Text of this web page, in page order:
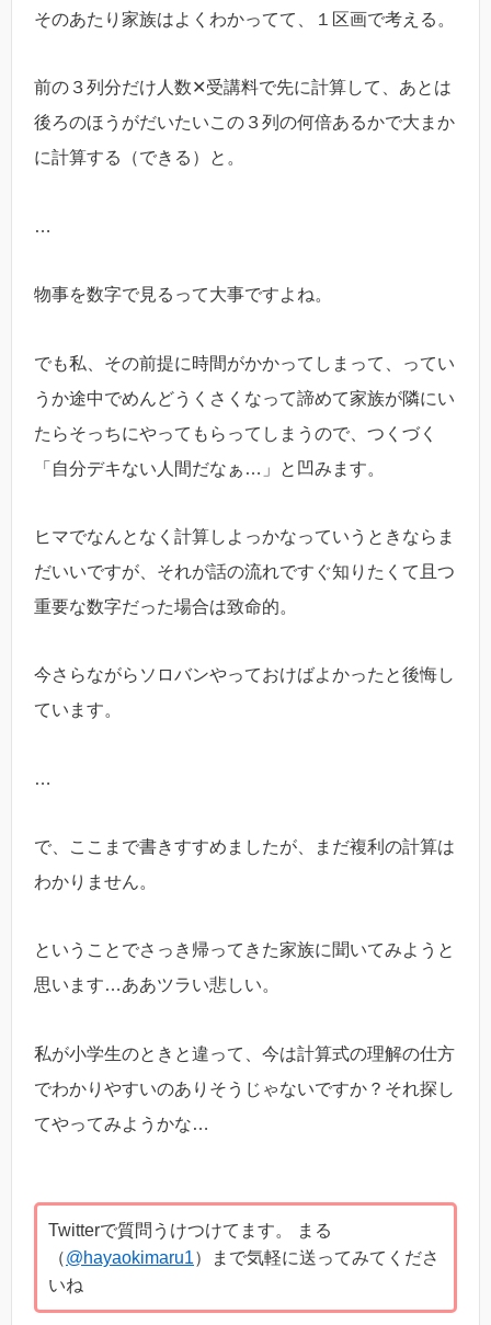
そのあたり家族はよくわかってて、１区画で考える。
前の３列分だけ人数✕受講料で先に計算して、あとは
後ろのほうがだいたいこの３列の何倍あるかで大まか
に計算する（できる）と。
…
物事を数字で見るって大事ですよね。
でも私、その前提に時間がかかってしまって、ってい
うか途中でめんどうくさくなって諦めて家族が隣にい
たらそっちにやってもらってしまうので、つくづく
「自分デキない人間だなぁ…」と凹みます。
ヒマでなんとなく計算しよっかなっていうときならま
だいいですが、それが話の流れですぐ知りたくて且つ
重要な数字だった場合は致命的。
今さらながらソロバンやっておけばよかったと後悔し
ています。
…
で、ここまで書きすすめましたが、まだ複利の計算は
わかりません。
ということでさっき帰ってきた家族に聞いてみようと
思います…ああツラい悲しい。
私が小学生のときと違って、今は計算式の理解の仕方
でわかりやすいのありそうじゃないですか？それ探し
てやってみようかな…
Twitterで質問うけつけてます。 まる
（@hayaokimaru1）まで気軽に送ってみてくださ
いね